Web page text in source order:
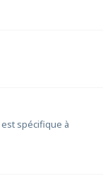
spécifique à